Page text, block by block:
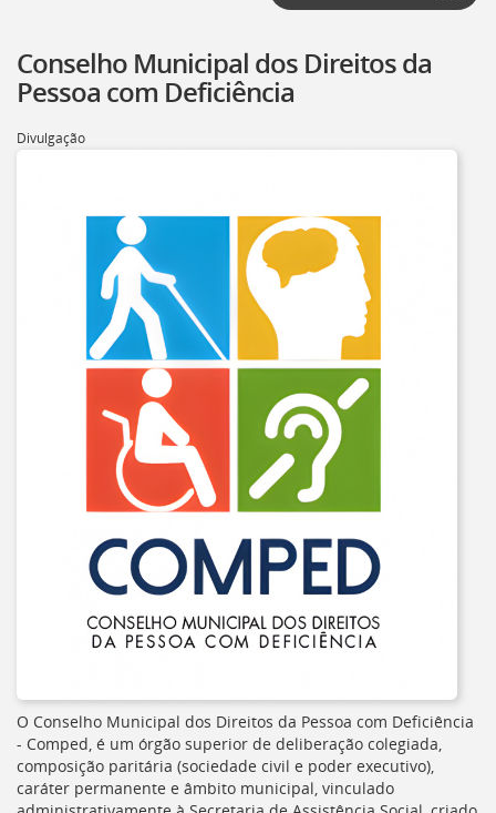
Conselho Municipal dos Direitos da
Pessoa com Deficiência
Divulgação
O Conselho Municipal dos Direitos da Pessoa com Deficiência
- Comped, é um órgão superior de deliberação colegiada,
composição paritária (sociedade civil e poder executivo),
caráter permanente e âmbito municipal, vinculado